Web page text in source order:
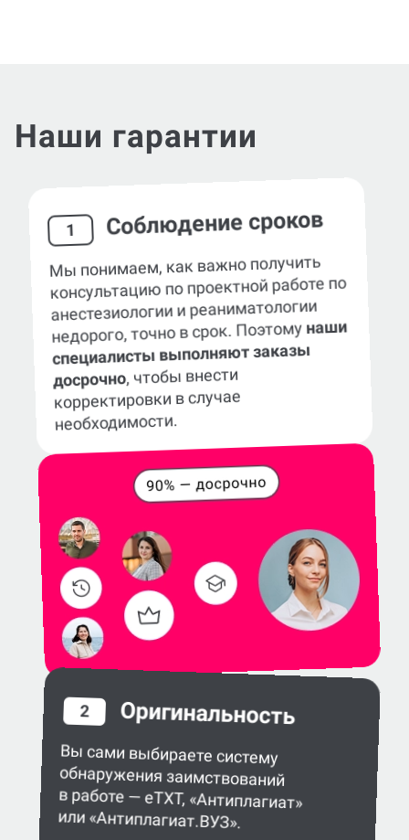
Наши гарантии
1 Соблюдение сроков
Мы понимаем, как важно получить
консультацию по проектной работе по
анестезиологии и реаниматологии
недорого, точно в срок. Поэтому наши
специалисты выполняют заказы
досрочно, чтобы внести
корректировки в случае
необходимости.
2 Оригинальность
Вы сами выбираете систему
обнаружения заимствований
в работе — eTXT, «Антиплагиат»
или «Антиплагиат.ВУЗ».